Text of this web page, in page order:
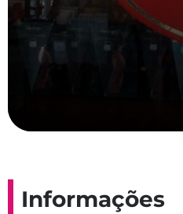
Informações